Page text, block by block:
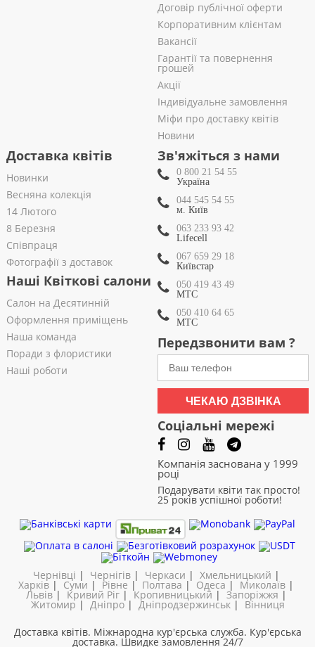
Договір публічної оферти
Корпоративним клієнтам
Вакансії
Гарантії та повернення
грошей
Акції
Індивідуальне замовлення
Міфи про доставку квітів
Новини
Доставка квітів
Новинки
Весняна колекція
14 Лютого
8 Березня
Співпраця
Фотографії з доставок
Наші Квіткові салони
Салон на Десятинній
Оформлення приміщень
Наша команда
Поради з флористики
Наші роботи
Зв'яжіться з нами
0 800 21 54 55
Україна
044 545 54 55
м. Київ
063 233 93 42
Lifecell
067 659 29 18
Київстар
050 419 43 49
МТС
050 410 64 65
МТС
Передзвонити вам ?
ЧЕКАЮ ДЗВІНКА
Соціальні мережі
Компанія заснована у 1999
році
Подарувати квіти так просто!
25 років успішної роботи!
Чернівці | Чернігів| Черкаси | Хмельницький |
Харків | Суми | Рівне | Полтава | Одеса | Миколаїв |
Львів| Кривий Ріг|Кропивницький | Запоріжжя |
Житомир | Дніпро| Дніпродзержинськ| Вінниця
Доставка квітів. Міжнародна кур'єрська служба. Кур'єрська
доставка. Швидке замовлення 24/7